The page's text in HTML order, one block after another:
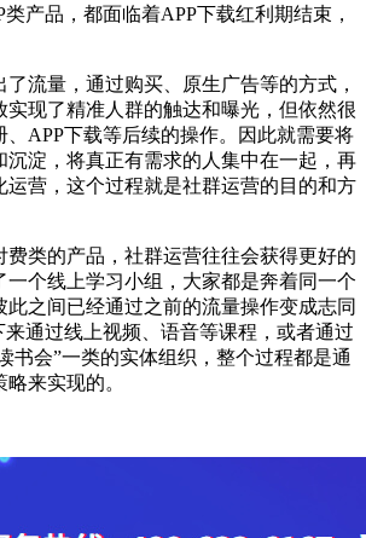
产品，都面临着APP下载红利期结束，
量，通过购买、原生广告等的方式，
实现了精准人群的触达和曝光，但依然很
、APP下载等后续的操作。因此就需要将
沉淀，将真正有需求的人集中在一起，再
运营，这个过程就是社群运营的目的和方
类的产品，社群运营往往会获得更好的
一个线上学习小组，大家都是奔着同一个
此之间已经通过之前的流量操作变成志同
来通过线上视频、语音等课程，或者通过
书会”一类的实体组织，整个过程都是通
来实现的。